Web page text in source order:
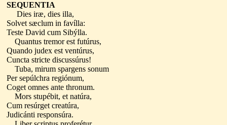
SEQUENTIA
Dies iræ, dies illa,
Solvet sæclum in favílla:
Teste David cum Sibýlla.
Quantus tremor est futúrus,
Quando judex est ventúrus,
Cuncta stricte discussúrus!
Tuba, mirum spargens sonum
Per sepúlchra regiónum,
Coget omnes ante thronum.
Mors stupébit, et natúra,
Cum resúrget creatúra,
Judicánti responsúra.